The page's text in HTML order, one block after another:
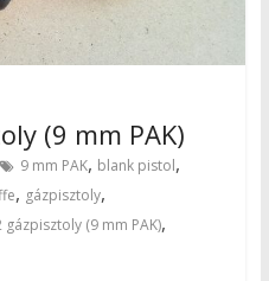
(9 mm PAK)
9 mm PAK, blank pistol,
, gázpisztoly,
gázpisztoly (9 mm PAK),